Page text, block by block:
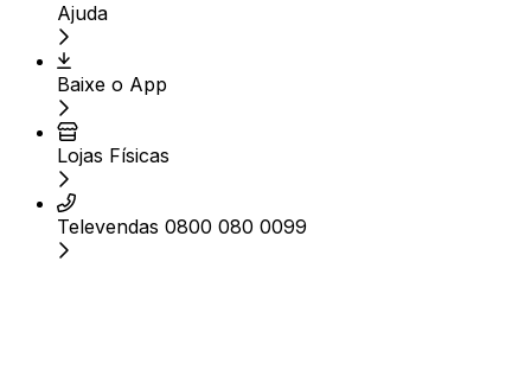
Ajuda
Baixe o App
Lojas Físicas
Televendas 0800 080 0099